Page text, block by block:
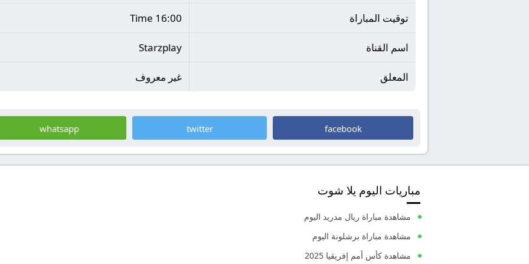
توقيت المباراة 16:00 Time
اسم القناة Starzplay
المعلق غير معروف
facebook
twitter
whatsapp
مباريات اليوم يلا شوت
مشاهدة مباراة ريال مدريد اليوم
مشاهدة مباراة برشلونة اليوم
مشاهدة كأس أمم إفريقيا 2025